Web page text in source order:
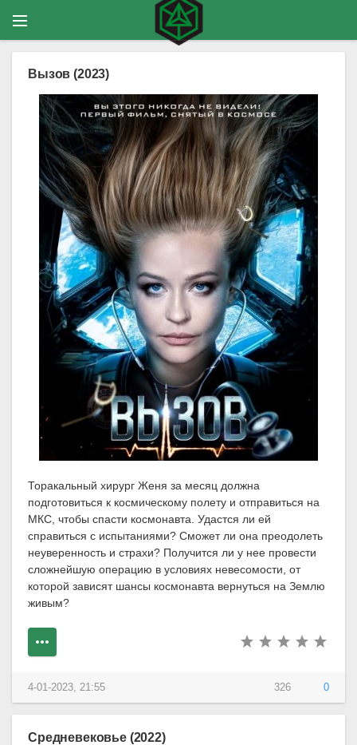
Вызов (2023)
Торакальный хирург Женя за месяц должна
подготовиться к космическому полету и отправиться на
МКС, чтобы спасти космонавта. Удастся ли ей
справиться с испытаниями? Сможет ли она преодолеть
неуверенность и страхи? Получится ли у нее провести
сложнейшую операцию в условиях невесомости, от
которой зависят шансы космонавта вернуться на Землю
живым?
326 0
4-01-2023, 21:55
Средневековье (2022)